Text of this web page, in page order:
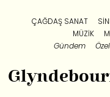
ÇAĞDAŞ SANAT
MÜZIK
Gündem